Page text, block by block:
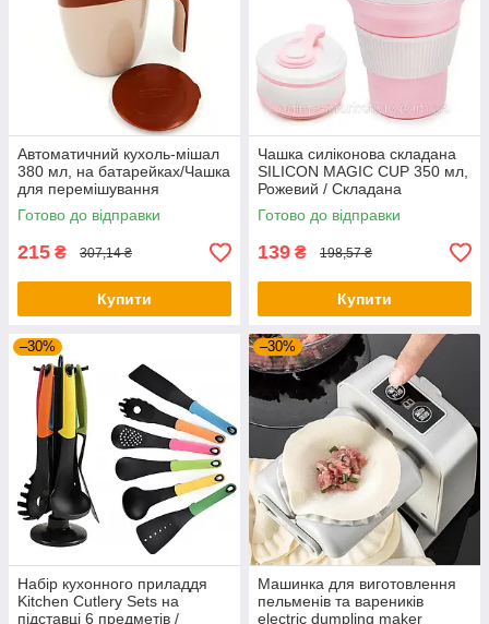
Автоматичний кухоль-мішал
380 мл, на батарейках/Чашка
для перемішування
Готово до відправки
215 ₴ 307,14 ₴
Купити
Чашка силіконова складана
SILICON MAGIC CUP 350 мл,
Рожевий / Складана
силіконова склянка
Готово до відправки
139 ₴ 198,57 ₴
Купити
–30%
Набір кухонного приладдя
Kitchen Cutlery Sets на
підставці 6 предметів /
–30%
Машинка для виготовлення
пельменів та вареників
electric dumpling maker